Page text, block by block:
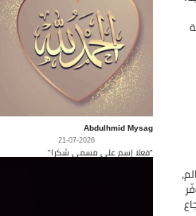
Abdulhmid Mysag
21-07-2026
"فعلا إسم على مسمى شكرا"